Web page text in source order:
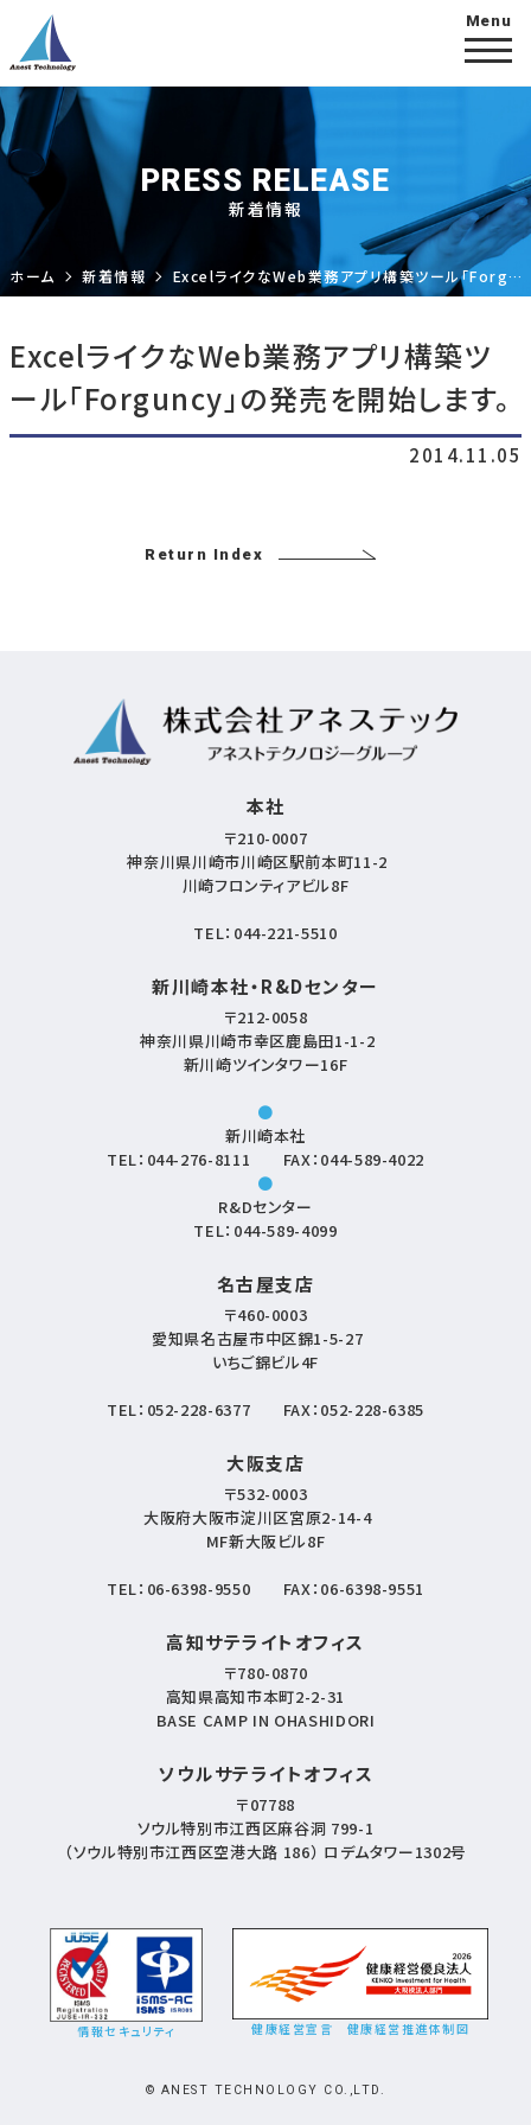
PRESS RELEASE
新着情報
ホーム 新着情報 ExcelライクなWeb業務アプリ構築ツール「Forguncy」の発売を開始します。
ExcelライクなWeb業務アプリ構築ツ
ール「Forguncy」の発売を開始します。
2014.11.05
Return Index
本社
〒210-0007
神奈川県川崎市川崎区駅前本町11-2
川崎フロンティアビル8F
TEL： 044-221-5510
新川崎本社・R&Dセンター
〒212-0058
神奈川県川崎市幸区鹿島田1-1-2
新川崎ツインタワー16F
●
新川崎本社
TEL： 044-276-8111 FAX：044-589-4022
●
R&Dセンター
TEL： 044-589-4099
名古屋支店
〒460-0003
愛知県名古屋市中区錦1-5-27
いちご錦ビル4F
TEL： 052-228-6377 FAX：052-228-6385
大阪支店
〒532-0003
大阪府大阪市淀川区宮原2-14-4
MF新大阪ビル8F
TEL： 06-6398-9550 FAX：06-6398-9551
高知サテライトオフィス
〒780-0870
高知県高知市本町2-2-31
BASE CAMP IN OHASHIDORI
ソウルサテライトオフィス
〒07788
ソウル特別市江西区麻谷洞 799-1
（ソウル特別市江西区空港大路 186） ロデムタワー1302号
情報セキュリティ 健康経営宣言 健康経営推進体制図
© ANEST TECHNOLOGY CO.,LTD.